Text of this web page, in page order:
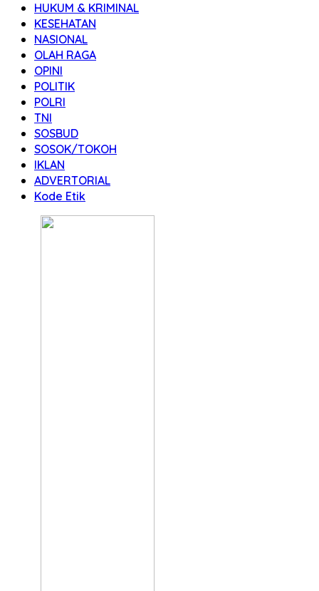
HUKUM & KRIMINAL
KESEHATAN
NASIONAL
OLAH RAGA
OPINI
POLITIK
POLRI
TNI
SOSBUD
SOSOK/TOKOH
IKLAN
ADVERTORIAL
Kode Etik